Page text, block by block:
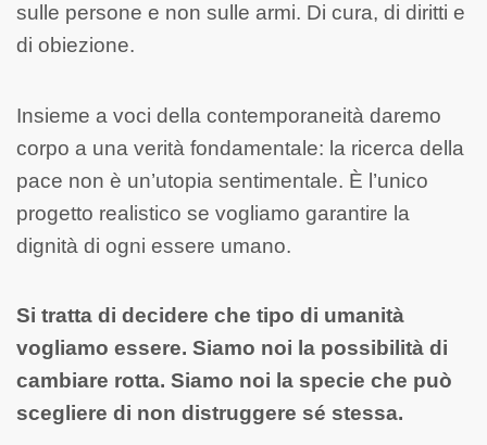
sulle persone e non sulle armi. Di cura, di diritti e
di obiezione.
Insieme a voci della contemporaneità daremo
corpo a una verità fondamentale: la ricerca della
pace non è un’utopia sentimentale. È l’unico
progetto realistico se vogliamo garantire la
dignità di ogni essere umano.
Si tratta di decidere che tipo di umanità
vogliamo essere. Siamo noi la possibilità di
cambiare rotta. Siamo noi la specie che può
scegliere di non distruggere sé stessa.